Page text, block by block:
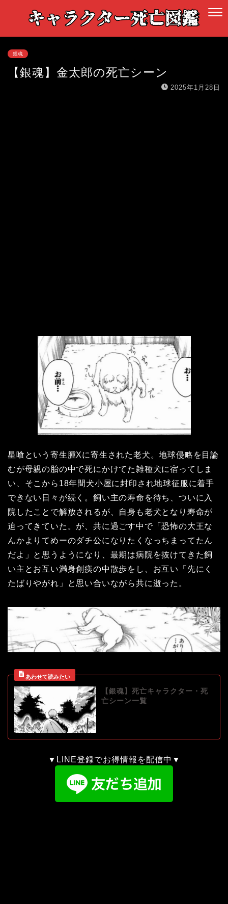
銀魂
【銀魂】金太郎の死亡シーン
2025年1月28日
星喰という寄生腫Xに寄生された老犬。地球侵略を目論
むが母親の胎の中で死にかけてた雑種犬に宿ってしま
い、そこから18年間犬小屋に封印され地球征服に着手
できない日々が続く。飼い主の寿命を待ち、ついに入
院したことで解放されるが、自身も老犬となり寿命が
迫ってきていた。が、共に過ごす中で「恐怖の大王な
んかよりてめーのダチ公になりたくなっちまってたん
だよ」と思うようになり、最期は病院を抜けてきた飼
い主とお互い満身創痍の中散歩をし、お互い「先にく
たばりやがれ」と思い合いながら共に逝った。
【銀魂】死亡キャラクター・死
亡シーン一覧
▼LINE登録でお得情報を配信中▼